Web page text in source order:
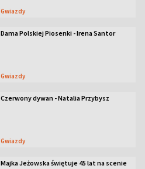
Gwiazdy
Dama Polskiej Piosenki - Irena Santor
Gwiazdy
Czerwony dywan - Natalia Przybysz
Gwiazdy
Majka Jeżowska świętuje 45 lat na scenie